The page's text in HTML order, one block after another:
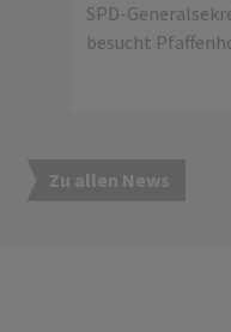
SPD-
besucht
Zu allen News